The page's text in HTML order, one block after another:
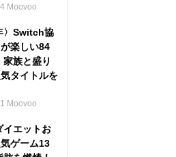
2025/12/04 Moovoo
〉Switch協
楽しい84
族と盛り
タイトルを
2025/12/11 Moovoo
エットお
ゲーム13